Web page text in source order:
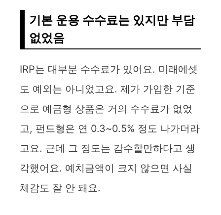
기본 운용 수수료는 있지만 부담
없었음
IRP는 대부분 수수료가 있어요. 미래에셋
도 예외는 아니었고요. 제가 가입한 기준
으로 예금형 상품은 거의 수수료가 없었
고, 펀드형은 연 0.3~0.5% 정도 나가더라
고요. 근데 그 정도는 감수할만하다고 생
각했어요. 예치금액이 크지 않으면 사실
체감도 잘 안 돼요.